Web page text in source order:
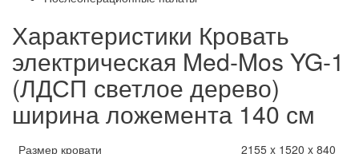
Характеристики Кровать
электрическая Med-Mos YG-1
(ЛДСП светлое дерево)
ширина ложемента 140 см
Размер кровати
2155 x 1520 x 840